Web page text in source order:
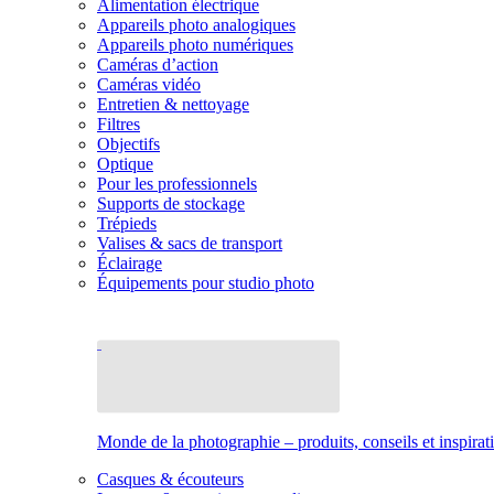
Alimentation électrique
Appareils photo analogiques
Appareils photo numériques
Caméras d’action
Caméras vidéo
Entretien & nettoyage
Filtres
Objectifs
Optique
Pour les professionnels
Supports de stockage
Trépieds
Valises & sacs de transport
Éclairage
Équipements pour studio photo
Monde de la photographie – produits, conseils et
Casques & écouteurs